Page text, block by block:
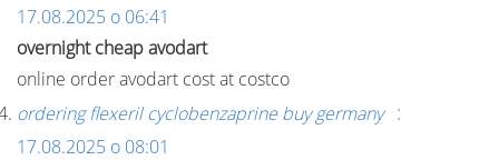
17.08.2025 о 06:41
overnight cheap avodart
online order avodart cost at costco
ordering flexeril cyclobenzaprine buy germany :
17.08.2025 о 08:01